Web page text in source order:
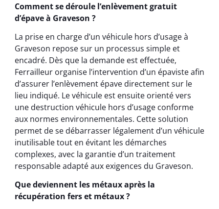
Comment se déroule l’enlèvement gratuit
d’épave à Graveson ?
La prise en charge d’un véhicule hors d’usage à
Graveson repose sur un processus simple et
encadré. Dès que la demande est effectuée,
Ferrailleur organise l’intervention d’un épaviste afin
d’assurer l’enlèvement épave directement sur le
lieu indiqué. Le véhicule est ensuite orienté vers
une destruction véhicule hors d’usage conforme
aux normes environnementales. Cette solution
permet de se débarrasser légalement d’un véhicule
inutilisable tout en évitant les démarches
complexes, avec la garantie d’un traitement
responsable adapté aux exigences du Graveson.
Que deviennent les métaux après la
récupération fers et métaux ?